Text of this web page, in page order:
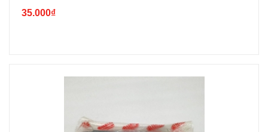
35.000₫